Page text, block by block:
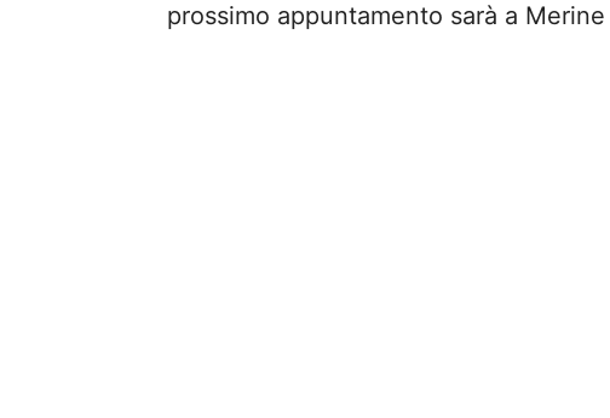
prossimo appuntamento sarà a